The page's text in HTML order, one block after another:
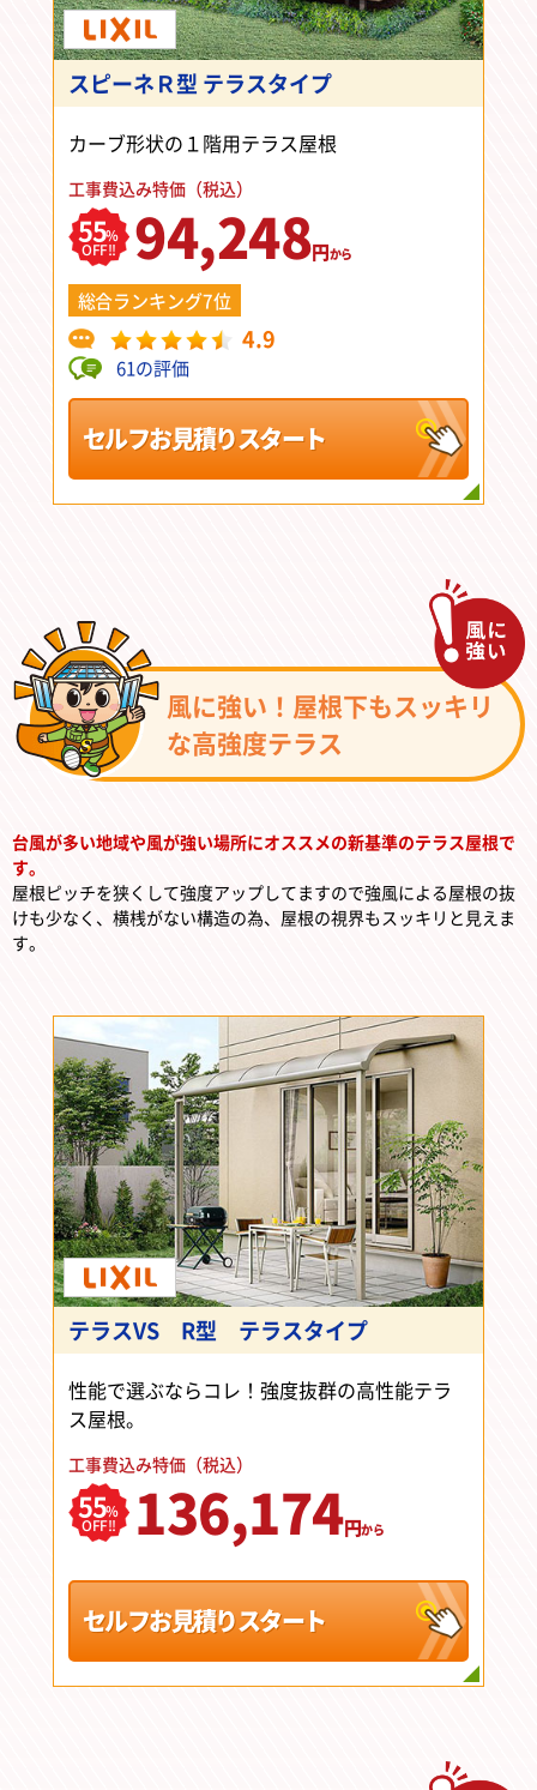
スピーネＲ型 テラスタイプ
カーブ形状の１階用テラス屋根
工事費込み特価（税込）
55%
OFF!! 94,248円から
総合ランキング7位
4.9
61の評価
セルフお見積りスタート
風に強い！屋根下もスッキリ
な高強度テラス
台風が多い地域や風が強い場所にオススメの新基準のテラス屋根で
す。
屋根ピッチを狭くして強度アップしてますので強風による屋根の抜
けも少なく、横桟がない構造の為、屋根の視界もスッキリと見えま
す。
テラスVS R型 テラスタイプ
性能で選ぶならコレ！強度抜群の高性能テラ
ス屋根。
工事費込み特価（税込）
55%
OFF!! 136,174円から
セルフお見積りスタート